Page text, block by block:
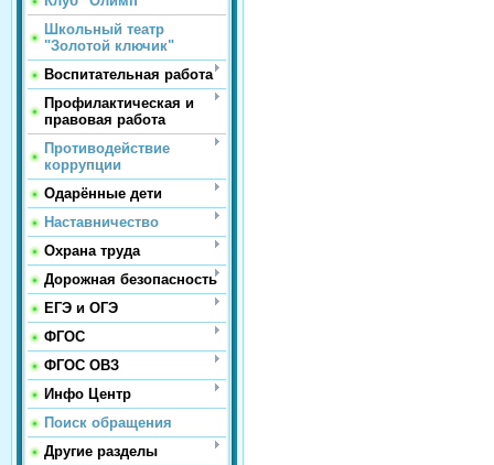
Школьный театр
"Золотой ключик"
Воспитательная работа
Профилактическая и
правовая работа
Противодействие
коррупции
Одарённые дети
Наставничество
Охрана труда
Дорожная безопасность
ЕГЭ и ОГЭ
ФГОС
ФГОС ОВЗ
Инфо Центр
Поиск обращения
Другие разделы